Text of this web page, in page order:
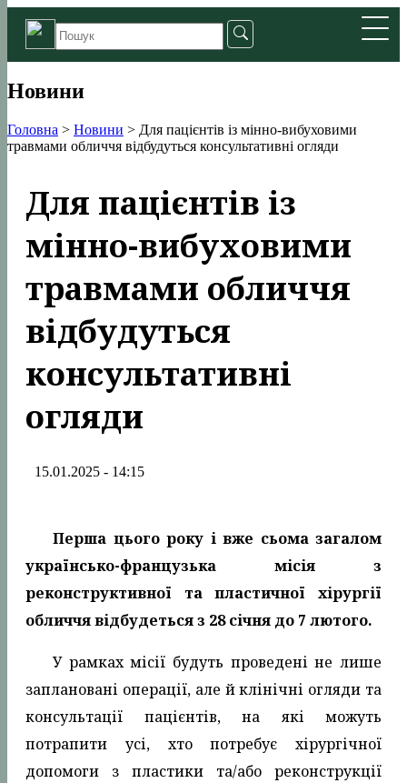
Новини
Головна > Новини > Для пацієнтів із мінно-вибуховими
травмами обличчя відбудуться консультативні огляди
Для пацієнтів із
мінно-вибуховими
травмами обличчя
відбудуться
консультативні
огляди
15.01.2025 - 14:15
Перша цього року і вже сьома загалом
українсько-французька місія з
реконструктивної та пластичної хірургії
обличчя відбудеться з 28 січня до 7 лютого.
У рамках місії будуть проведені не лише
заплановані операції, але й клінічні огляди та
консультації пацієнтів, на які можуть
потрапити усі, хто потребує хірургічної
допомоги з пластики та/або реконструкції